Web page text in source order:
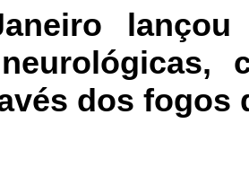
dos fogos